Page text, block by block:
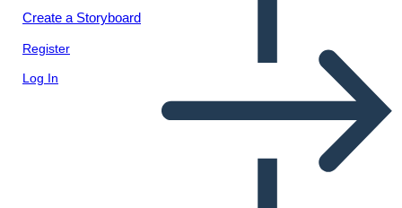
Create a Storyboard
Register
Log In